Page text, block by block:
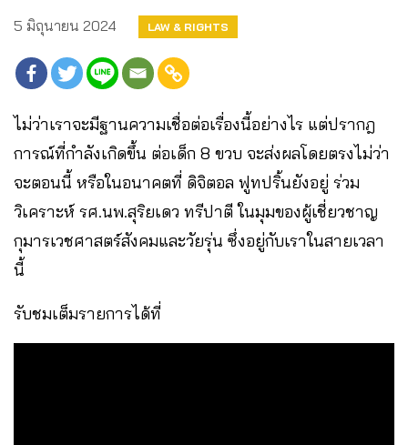
5 มิถุนายน 2024 LAW & RIGHTS
ไม่ว่าเราจะมีฐานความเชื่อต่อเรื่องนี้อย่างไร แต่ปรากฎ
การณ์ที่กำลังเกิดขึ้น ต่อเด็ก 8 ขวบ จะส่งผลโดยตรงไม่ว่า
จะตอนนี้ หรือในอนาคตที่ ดิจิตอล ฟูทปริ้นยังอยู่ ร่วม
วิเคราะห์ รศ.นพ.สุริยเดว ทรีปาตี ในมุมของผู้เชี่ยวชาญ
กุมารเวชศาสตร์สังคมและวัยรุ่น ซึ่งอยู่กับเราในสายเวลา
นี้
รับชมเต็มรายการได้ที่